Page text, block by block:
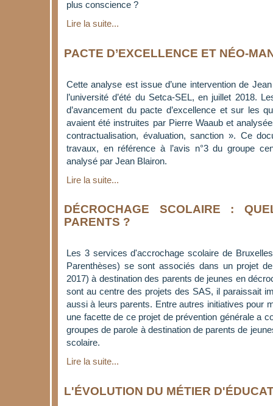
plus conscience ?
Lire la suite...
PACTE D’EXCELLENCE ET NÉO-
Cette analyse est issue d’une intervention de
l’université d’été du Setca-SEL, en juillet 2018.
d’avancement du pacte d’excellence et sur les
avaient été instruites par Pierre Waaub et
contractualisation, évaluation, sanction ». Ce
travaux, en référence à l’avis n°3 du groupe
analysé par Jean Blairon.
Lire la suite...
DÉCROCHAGE SCOLAIRE :
PARENTS ?
Les 3 services d'accrochage scolaire de
Parenthèses) se sont associés dans un projet
2017) à destination des parents de jeunes en
sont au centre des projets des SAS, il paraissait
aussi à leurs parents. Entre autres initiatives pour
une facette de ce projet de prévention générale a
groupes de parole à destination de parents de
scolaire.
Lire la suite...
L'ÉVOLUTION DU MÉTIER